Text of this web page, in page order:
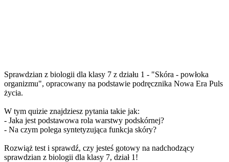
Sprawdzian z biologii dla klasy 7 z działu 1 - "Skóra - powłoka
organizmu", opracowany na podstawie podręcznika Nowa Era Puls
życia.
W tym quizie znajdziesz pytania takie jak:
- Jaka jest podstawowa rola warstwy podskórnej?
- Na czym polega syntetyzująca funkcja skóry?
Rozwiąż test i sprawdź, czy jesteś gotowy na nadchodzący
sprawdzian z biologii dla klasy 7, dział 1!